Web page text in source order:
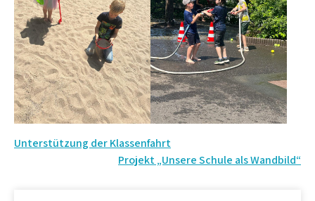
Beitrags-
Unterstützung der Klassenfahrt
Projekt „Unsere Schule als Wandbild“